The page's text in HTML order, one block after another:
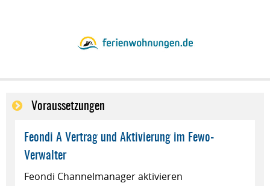
Voraussetzungen
Feondi A Vertrag und Aktivierung im Fewo-
Verwalter
Feondi Channelmanager aktivieren